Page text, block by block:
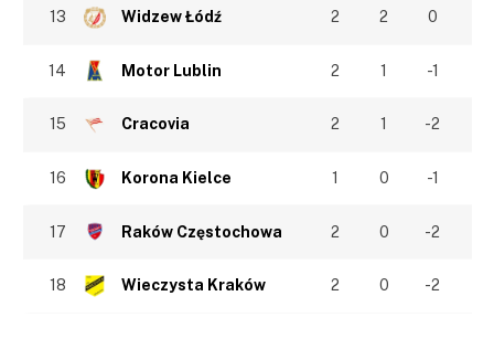
13 Widzew Łódź 2 2 0
14 Motor Lublin 2 1 -1
15 Cracovia 2 1 -2
16 Korona Kielce 1 0 -1
17 Raków Częstochowa 2 0 -2
18 Wieczysta Kraków 2 0 -2